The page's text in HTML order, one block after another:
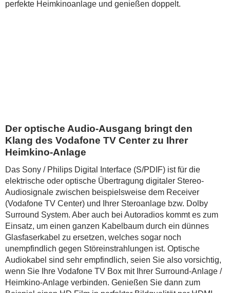
perfekte Heimkinoanlage und genießen doppelt.
Der optische Audio-Ausgang bringt den
Klang des Vodafone TV Center zu Ihrer
Heimkino-Anlage
Das Sony / Philips Digital Interface (S/PDIF) ist für die
elektrische oder optische Übertragung digitaler Stereo-
Audiosignale zwischen beispielsweise dem Receiver
(Vodafone TV Center) und Ihrer Steroanlage bzw. Dolby
Surround System. Aber auch bei Autoradios kommt es zum
Einsatz, um einen ganzen Kabelbaum durch ein dünnes
Glasfaserkabel zu ersetzen, welches sogar noch
unempfindlich gegen Störeinstrahlungen ist. Optische
Audiokabel sind sehr empfindlich, seien Sie also vorsichtig,
wenn Sie Ihre Vodafone TV Box mit Ihrer Surround-Anlage /
Heimkino-Anlage verbinden. Genießen Sie dann zum